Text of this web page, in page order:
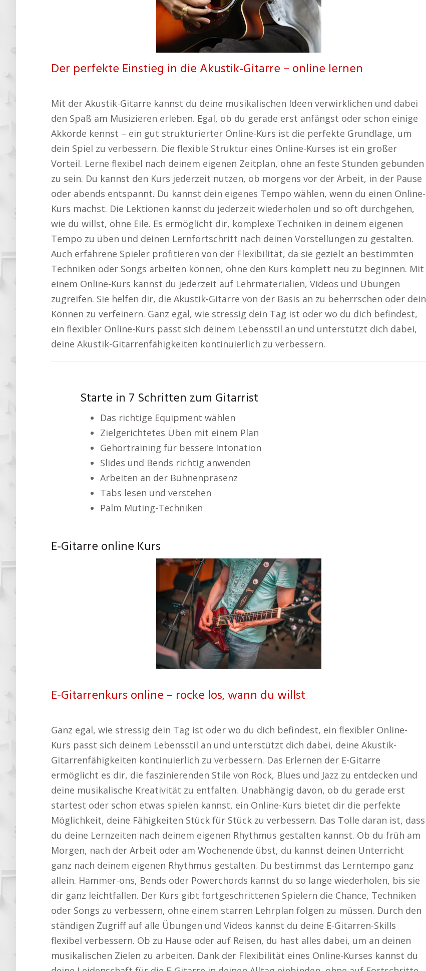
Der perfekte Einstieg in die Akustik-Gitarre – online lernen
Mit der Akustik-Gitarre kannst du deine musikalischen Ideen verwirklichen und dabei
den Spaß am Musizieren erleben. Egal, ob du gerade erst anfängst oder schon einige
Akkorde kennst – ein gut strukturierter Online-Kurs ist die perfekte Grundlage, um
dein Spiel zu verbessern. Die flexible Struktur eines Online-Kurses ist ein großer
Vorteil. Lerne flexibel nach deinem eigenen Zeitplan, ohne an feste Stunden gebunden
zu sein. Du kannst den Kurs jederzeit nutzen, ob morgens vor der Arbeit, in der Pause
oder abends entspannt. Du kannst dein eigenes Tempo wählen, wenn du einen Online-
Kurs machst. Die Lektionen kannst du jederzeit wiederholen und so oft durchgehen,
wie du willst, ohne Eile. Es ermöglicht dir, komplexe Techniken in deinem eigenen
Tempo zu üben und deinen Lernfortschritt nach deinen Vorstellungen zu gestalten.
Auch erfahrene Spieler profitieren von der Flexibilität, da sie gezielt an bestimmten
Techniken oder Songs arbeiten können, ohne den Kurs komplett neu zu beginnen. Mit
einem Online-Kurs kannst du jederzeit auf Lehrmaterialien, Videos und Übungen
zugreifen. Sie helfen dir, die Akustik-Gitarre von der Basis an zu beherrschen oder dein
Können zu verfeinern. Ganz egal, wie stressig dein Tag ist oder wo du dich befindest,
ein flexibler Online-Kurs passt sich deinem Lebensstil an und unterstützt dich dabei,
deine Akustik-Gitarrenfähigkeiten kontinuierlich zu verbessern.
Starte in 7 Schritten zum Gitarrist
Das richtige Equipment wählen
Zielgerichtetes Üben mit einem Plan
Gehörtraining für bessere Intonation
Slides und Bends richtig anwenden
Arbeiten an der Bühnenpräsenz
Tabs lesen und verstehen
Palm Muting-Techniken
E-Gitarre online Kurs
E-Gitarrenkurs online – rocke los, wann du willst
Ganz egal, wie stressig dein Tag ist oder wo du dich befindest, ein flexibler Online-
Kurs passt sich deinem Lebensstil an und unterstützt dich dabei, deine Akustik-
Gitarrenfähigkeiten kontinuierlich zu verbessern. Das Erlernen der E-Gitarre
ermöglicht es dir, die faszinierenden Stile von Rock, Blues und Jazz zu entdecken und
deine musikalische Kreativität zu entfalten. Unabhängig davon, ob du gerade erst
startest oder schon etwas spielen kannst, ein Online-Kurs bietet dir die perfekte
Möglichkeit, deine Fähigkeiten Stück für Stück zu verbessern. Das Tolle daran ist, dass
du deine Lernzeiten nach deinem eigenen Rhythmus gestalten kannst. Ob du früh am
Morgen, nach der Arbeit oder am Wochenende übst, du kannst deinen Unterricht
ganz nach deinem eigenen Rhythmus gestalten. Du bestimmst das Lerntempo ganz
allein. Hammer-ons, Bends oder Powerchords kannst du so lange wiederholen, bis sie
dir ganz leichtfallen. Der Kurs gibt fortgeschrittenen Spielern die Chance, Techniken
oder Songs zu verbessern, ohne einem starren Lehrplan folgen zu müssen. Durch den
ständigen Zugriff auf alle Übungen und Videos kannst du deine E-Gitarren-Skills
flexibel verbessern. Ob zu Hause oder auf Reisen, du hast alles dabei, um an deinen
musikalischen Zielen zu arbeiten. Dank der Flexibilität eines Online-Kurses kannst du